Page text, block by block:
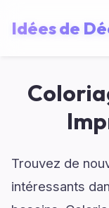
Idées de
Trouvez de
intéressants